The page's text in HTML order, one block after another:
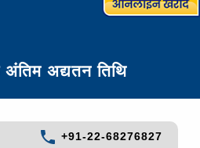
अंतिम अद्यतन तिथि
+91-22-68276827